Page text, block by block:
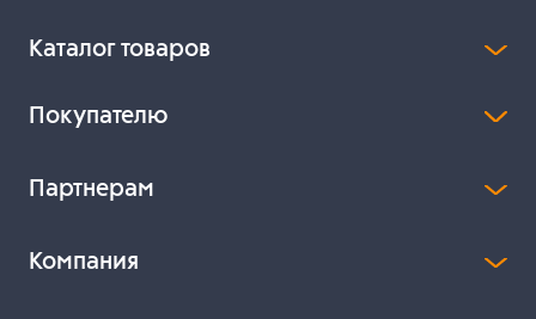
Каталог товаров
Покупателю
Партнерам
Компания